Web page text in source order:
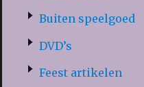
Buiten speelgoed
DVD’s
Feest artikelen